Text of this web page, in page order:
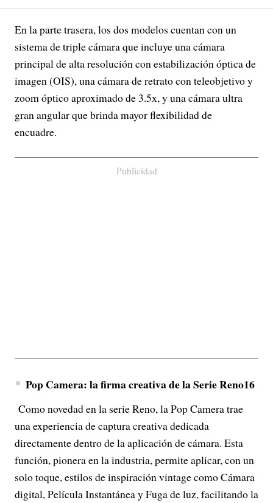
En la parte trasera, los dos modelos cuentan con un
sistema de triple cámara que incluye una cámara
principal de alta resolución con estabilización óptica de
imagen (OIS), una cámara de retrato con teleobjetivo y
zoom óptico aproximado de 3.5x, y una cámara ultra
gran angular que brinda mayor flexibilidad de
encuadre.
Publicidad
Pop Camera: la firma creativa de la Serie Reno16
Como novedad en la serie Reno, la Pop Camera trae
una experiencia de captura creativa dedicada
directamente dentro de la aplicación de cámara. Esta
función, pionera en la industria, permite aplicar, con un
solo toque, estilos de inspiración vintage como Cámara
digital, Película Instantánea y Fuga de luz, facilitando la